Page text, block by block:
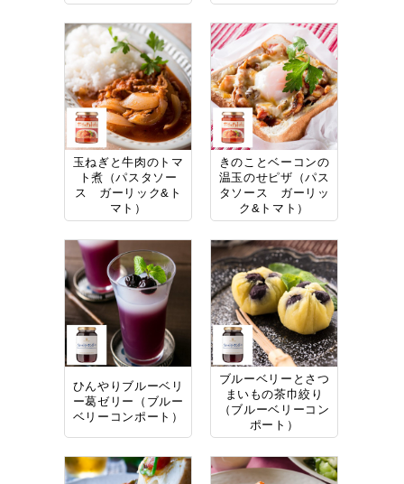
玉ねぎと牛肉のトマ
ト煮（パスタソー
ス ガーリック&ト
マト）
きのことベーコンの
温玉のせピザ（パス
タソース ガーリッ
ク&トマト）
ひんやりブルーベリ
ー葛ゼリー（ブルー
ベリーコンポート）
ブルーベリーとさつ
まいもの茶巾絞り
（ブルーベリーコン
ポート）